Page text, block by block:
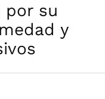
por su
y